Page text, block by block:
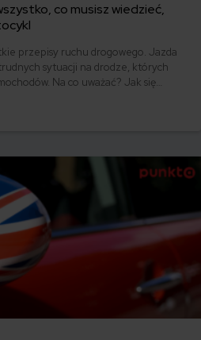
co musisz wiedzieć,
przepisy ruchu drogowego. Jazda
sytuacji na drodze, których
Na co uważać? Jak się